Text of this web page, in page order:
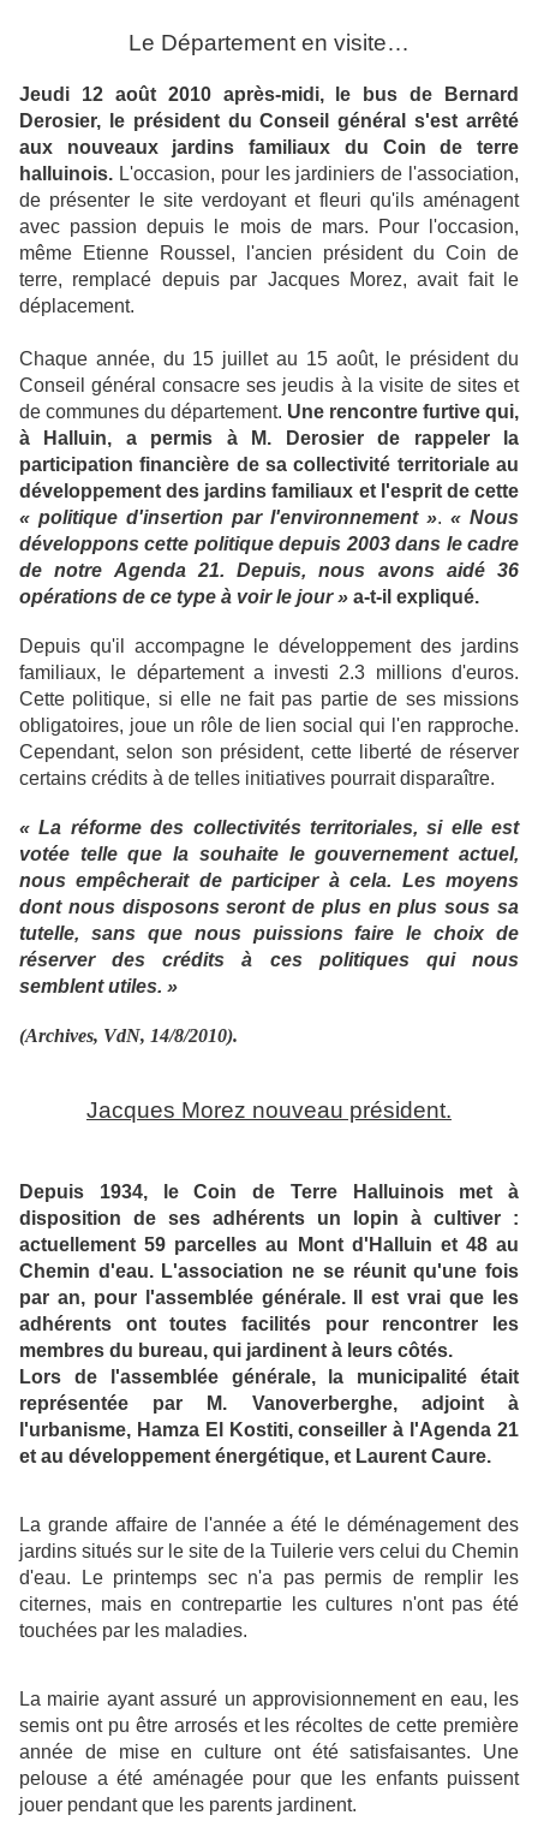
Le Département en visite…
Jeudi 12 août 2010 après-midi, le bus de Bernard
Derosier, le président du Conseil général s'est arrêté
aux nouveaux jardins familiaux du Coin de terre
halluinois. L'occasion, pour les jardiniers de l'association,
de présenter le site verdoyant et fleuri qu'ils aménagent
avec passion depuis le mois de mars. Pour l'occasion,
même Etienne Roussel, l'ancien président du Coin de
terre, remplacé depuis par Jacques Morez, avait fait le
déplacement.
Chaque année, du 15 juillet au 15 août, le président du
Conseil général consacre ses jeudis à la visite de sites et
de communes du département. Une rencontre furtive qui,
à Halluin, a permis à M. Derosier de rappeler la
participation financière de sa collectivité territoriale au
développement des jardins familiaux et l'esprit de cette
« politique d'insertion par l'environnement ». « Nous
développons cette politique depuis 2003 dans le cadre
de notre Agenda 21. Depuis, nous avons aidé 36
opérations de ce type à voir le jour » a-t-il expliqué.
Depuis qu'il accompagne le développement des jardins
familiaux, le département a investi 2.3 millions d'euros.
Cette politique, si elle ne fait pas partie de ses missions
obligatoires, joue un rôle de lien social qui l'en rapproche.
Cependant, selon son président, cette liberté de réserver
certains crédits à de telles initiatives pourrait disparaître.
« La réforme des collectivités territoriales, si elle est
votée telle que la souhaite le gouvernement actuel,
nous empêcherait de participer à cela. Les moyens
dont nous disposons seront de plus en plus sous sa
tutelle, sans que nous puissions faire le choix de
réserver des crédits à ces politiques qui nous
semblent utiles. »
(Archives, VdN, 14/8/2010).
Jacques Morez nouveau président.
Depuis 1934, le Coin de Terre Halluinois met à
disposition de ses adhérents un lopin à cultiver :
actuellement 59 parcelles au Mont d'Halluin et 48 au
Chemin d'eau. L'association ne se réunit qu'une fois
par an, pour l'assemblée générale. Il est vrai que les
adhérents ont toutes facilités pour rencontrer les
membres du bureau, qui jardinent à leurs côtés.
Lors de l'assemblée générale, la municipalité était
représentée par M. Vanoverberghe, adjoint à
l'urbanisme, Hamza El Kostiti, conseiller à l'Agenda 21
et au développement énergétique, et Laurent Caure.
La grande affaire de l'année a été le déménagement des
jardins situés sur le site de la Tuilerie vers celui du Chemin
d'eau. Le printemps sec n'a pas permis de remplir les
citernes, mais en contrepartie les cultures n'ont pas été
touchées par les maladies.
La mairie ayant assuré un approvisionnement en eau, les
semis ont pu être arrosés et les récoltes de cette première
année de mise en culture ont été satisfaisantes. Une
pelouse a été aménagée pour que les enfants puissent
jouer pendant que les parents jardinent.